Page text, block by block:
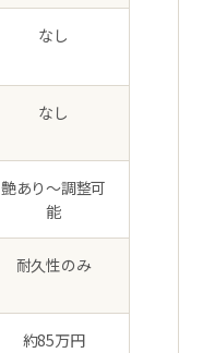
なし
なし
艶あり〜調整可
能
耐久性のみ
約85万円